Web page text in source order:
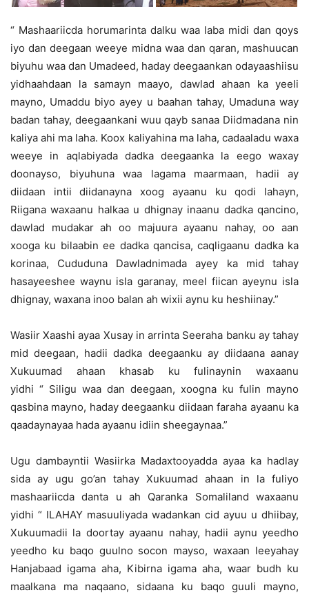
“ Mashaariicda horumarinta dalku waa laba midi dan qoys
iyo dan deegaan weeye midna waa dan qaran, mashuucan
biyuhu waa dan Umadeed, haday deegaankan odayaashiisu
yidhaahdaan la samayn maayo, dawlad ahaan ka yeeli
mayno, Umaddu biyo ayey u baahan tahay, Umaduna way
badan tahay, deegaankani wuu qayb sanaa Diidmadana nin
kaliya ahi ma laha. Koox kaliyahina ma laha, cadaaladu waxa
weeye in aqlabiyada dadka deegaanka la eego waxay
doonayso, biyuhuna waa lagama maarmaan, hadii ay
diidaan intii diidanayna xoog ayaanu ku qodi lahayn,
Riigana waxaanu halkaa u dhignay inaanu dadka qancino,
dawlad mudakar ah oo majuura ayaanu nahay, oo aan
xooga ku bilaabin ee dadka qancisa, caqligaanu dadka ka
korinaa, Cududuna Dawladnimada ayey ka mid tahay
hasayeeshee waynu isla garanay, meel fiican ayeynu isla
dhignay, waxana inoo balan ah wixii aynu ku heshiinay.”
Wasiir Xaashi ayaa Xusay in arrinta Seeraha banku ay tahay
mid deegaan, hadii dadka deegaanku ay diidaana aanay
Xukuumad ahaan khasab ku fulinaynin waxaanu
yidhi “ Siligu waa dan deegaan, xoogna ku fulin mayno
qasbina mayno, haday deegaanku diidaan faraha ayaanu ka
qaadaynayaa hada ayaanu idiin sheegaynaa.”
Ugu dambayntii Wasiirka Madaxtooyadda ayaa ka hadlay
sida ay ugu go’an tahay Xukuumad ahaan in la fuliyo
mashaariicda danta u ah Qaranka Somaliland waxaanu
yidhi “ ILAHAY masuuliyada wadankan cid ayuu u dhiibay,
Xukuumadii la doortay ayaanu nahay, hadii aynu yeedho
yeedho ku baqo guulno socon mayso, waxaan leeyahay
Hanjabaad igama aha, Kibirna igama aha, waar budh ku
maalkana ma naqaano, sidaana ku baqo guuli mayno,